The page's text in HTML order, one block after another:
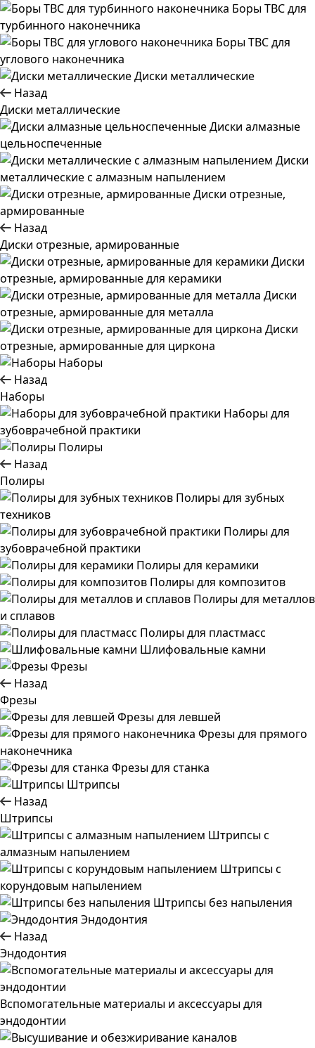
Боры ТВС для
турбинного наконечника
Боры ТВС для
углового наконечника
Диски металлические
Назад
Диски металлические
Диски алмазные
цельноспеченные
Диски
металлические с алмазным напылением
Диски отрезные,
армированные
Назад
Диски отрезные, армированные
Диски
отрезные, армированные для керамики
Диски
отрезные, армированные для металла
Диски
отрезные, армированные для циркона
Наборы
Назад
Наборы
Наборы для
зубоврачебной практики
Полиры
Назад
Полиры
Полиры для зубных
техников
Полиры для
зубоврачебной практики
Полиры для керамики
Полиры для композитов
Полиры для металлов
и сплавов
Полиры для пластмасс
Шлифовальные камни
Фрезы
Назад
Фрезы
Фрезы для левшей
Фрезы для прямого
наконечника
Фрезы для станка
Штрипсы
Назад
Штрипсы
Штрипсы c
алмазным напылением
Штрипсы c
корундовым напылением
Штрипсы без напыления
Эндодонтия
Назад
Эндодонтия
Вспомогательные материалы и аксессуары для
эндодонтии